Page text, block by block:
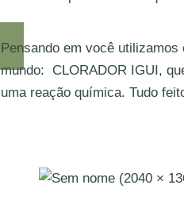
Pensando em você
mundo: CLORADOR IGUI,
uma reação química. Tudo